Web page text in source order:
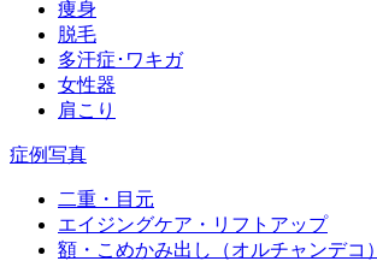
痩身
脱毛
多汗症･ワキガ
女性器
肩こり
症例写真
二重・目元
エイジングケア・リフトアップ
額・こめかみ出し（オルチャンデコ）